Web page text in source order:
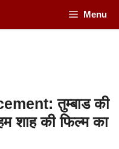
Menu
तुम्बाड की
शाह की फिल्म का